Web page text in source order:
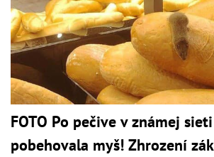
FOTO Po pečive v známej
pobehovala myš! Zhrození